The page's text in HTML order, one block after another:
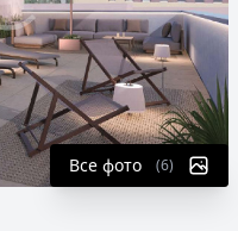
Все фото (6)